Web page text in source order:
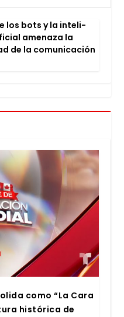
los bots y la inte­li­
ame­na­za la
de la comu­ni­ca­ción
como “La Cara
his­tó­ri­ca de